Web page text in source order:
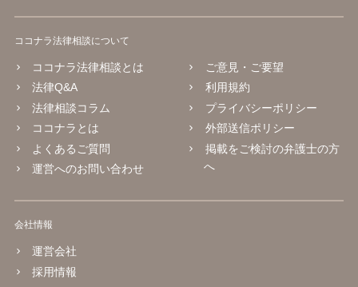
ココナラ法律相談について
ココナラ法律相談とは
法律Q&A
法律相談コラム
ココナラとは
よくあるご質問
運営へのお問い合わせ
ご意見・ご要望
利用規約
プライバシーポリシー
外部送信ポリシー
掲載をご検討の弁護士の方
へ
会社情報
運営会社
採用情報